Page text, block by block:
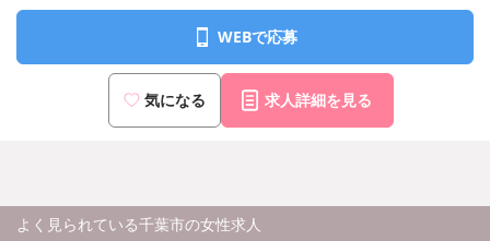
WEBで応募
気になる 求人詳細を見る
よく見られている千葉市の女性求人